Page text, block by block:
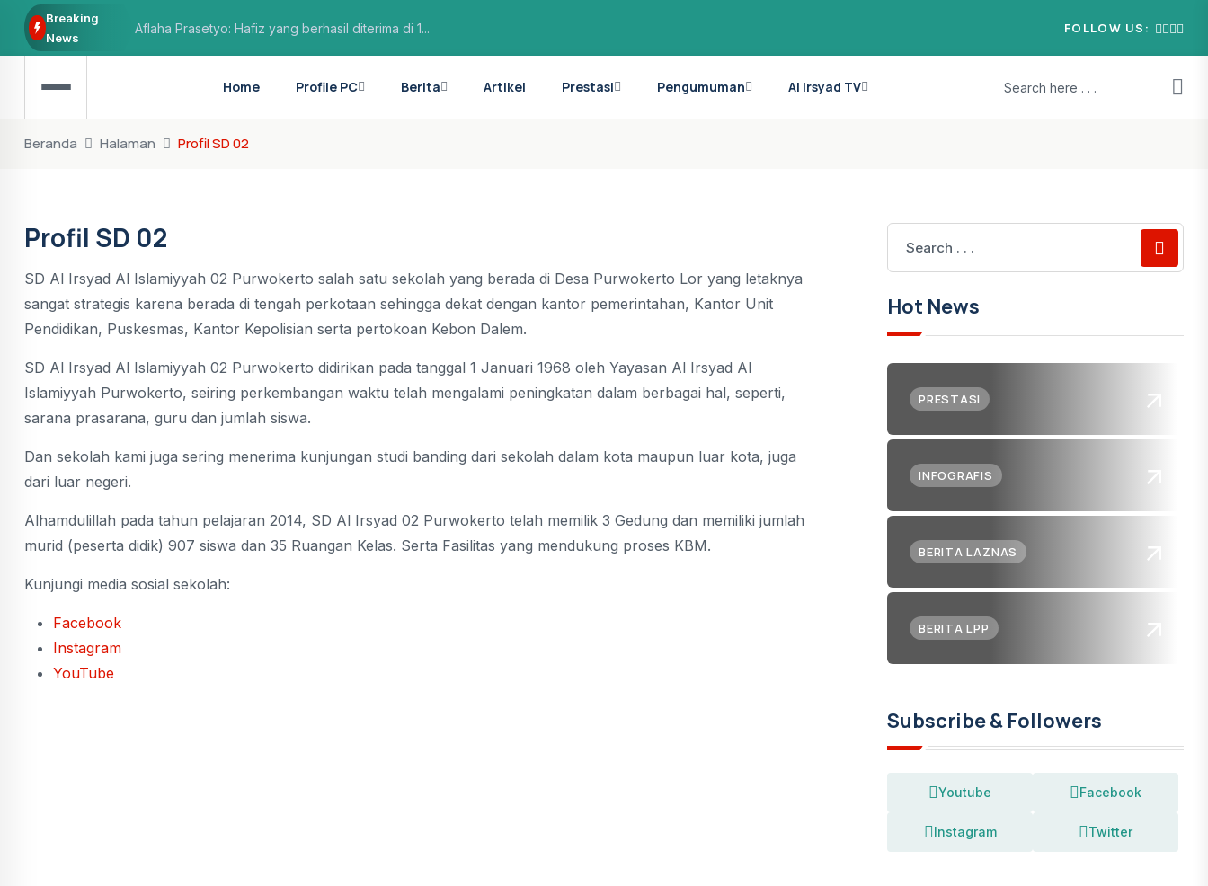
Breaking
News
Aflaha Prasetyo: Hafiz yang berhasil diterima di 1... Agia Saddam Borong Juara 1 Lomba Hafalan, Juara 3...
FOLLOW US:
Home Profile PC Berita Artikel Prestasi Pengumuman Al Irsyad TV
Beranda Halaman Profil SD 02
Profil SD 02
SD Al Irsyad Al Islamiyyah 02 Purwokerto salah satu sekolah yang berada di Desa Purwokerto Lor yang letaknya
sangat strategis karena berada di tengah perkotaan sehingga dekat dengan kantor pemerintahan, Kantor Unit
Pendidikan, Puskesmas, Kantor Kepolisian serta pertokoan Kebon Dalem.
SD Al Irsyad Al Islamiyyah 02 Purwokerto didirikan pada tanggal 1 Januari 1968 oleh Yayasan Al Irsyad Al
Islamiyyah Purwokerto, seiring perkembangan waktu telah mengalami peningkatan dalam berbagai hal, seperti,
sarana prasarana, guru dan jumlah siswa.
Dan sekolah kami juga sering menerima kunjungan studi banding dari sekolah dalam kota maupun luar kota, juga
dari luar negeri.
Alhamdulillah pada tahun pelajaran 2014, SD Al Irsyad 02 Purwokerto telah memilik 3 Gedung dan memiliki jumlah
murid (peserta didik) 907 siswa dan 35 Ruangan Kelas. Serta Fasilitas yang mendukung proses KBM.
Kunjungi media sosial sekolah:
Facebook
Instagram
YouTube
Hot News
PRESTASI
INFOGRAFIS
BERITA LAZNAS
BERITA LPP
Subscribe & Followers
Youtube Facebook
Instagram Twitter